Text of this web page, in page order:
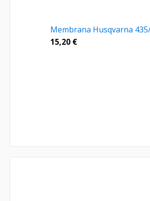
Membrana Husqvarna
15,20 €